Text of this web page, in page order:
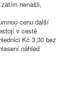
nenašli,
cenu další
v cestě
Kč 3,30 bez
náhled